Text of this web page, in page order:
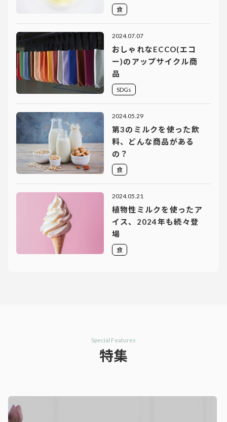
食
2024.07.07
おしゃれなECCO(エコ
ー)のアップサイクル商
品
SDGs
2024.05.29
第3のミルクを使った飲
料、どんな商品がある
の？
食
2024.05.21
植物性ミルクを使ったア
イス、2024年も続々登
場
食
Special Features
特集